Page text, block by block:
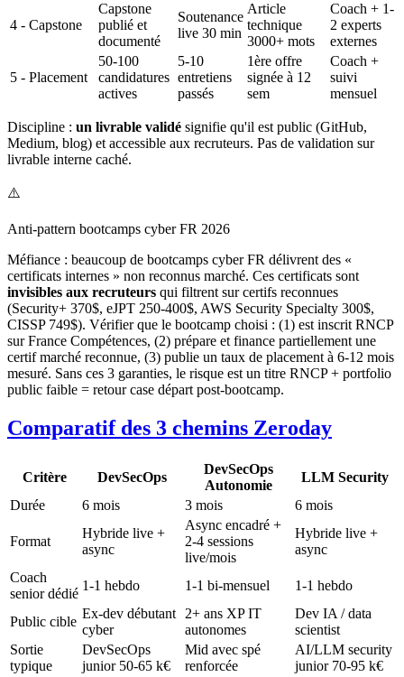
4 - Capstone
Capstone
publié et
documenté
Soutenance
live 30 min
Article
technique
3000+ mots
Coach + 1-
2 experts
externes
5 - Placement
50-100
candidatures
actives
5-10
entretiens
passés
1ère offre
signée à 12
sem
Coach +
suivi
mensuel
Discipline : un livrable validé signifie qu'il est public (GitHub,
Medium, blog) et accessible aux recruteurs. Pas de validation sur
livrable interne caché.
⚠️
Anti-pattern bootcamps cyber FR 2026
Méfiance : beaucoup de bootcamps cyber FR délivrent des «
certificats internes » non reconnus marché. Ces certificats sont
invisibles aux recruteurs qui filtrent sur certifs reconnues
(Security+ 370$, eJPT 250-400$, AWS Security Specialty 300$,
CISSP 749$). Vérifier que le bootcamp choisi : (1) est inscrit RNCP
sur France Compétences, (2) prépare et finance partiellement une
certif marché reconnue, (3) publie un taux de placement à 6-12 mois
mesuré. Sans ces 3 garanties, le risque est un titre RNCP + portfolio
public faible = retour case départ post-bootcamp.
Comparatif des 3 chemins Zeroday
Critère DevSecOps
DevSecOps
Autonomie
LLM Security
Durée
6 mois 3 mois 6 mois
Format
Hybride live +
async
Async encadré +
2-4 sessions
live/mois
Hybride live +
async
Coach
senior dédié
1-1 hebdo 1-1 bi-mensuel 1-1 hebdo
Public cible
Ex-dev débutant
cyber
2+ ans XP IT
autonomes
Dev IA / data
scientist
Sortie
typique
DevSecOps
junior 50-65 k€
Mid avec spé
renforcée
AI/LLM security
junior 70-95 k€